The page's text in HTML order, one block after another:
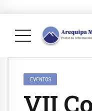
EVENTOS
VII